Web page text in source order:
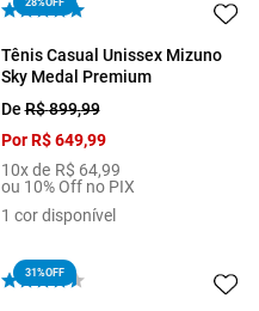
28%OFF
Tênis Casual Unissex Mizuno
Sky Medal Premium
DeR$899,99
PorR$ 649,99
10x de R$ 64,99
ou 10% Off no PIX
1 cor disponível
31%OFF